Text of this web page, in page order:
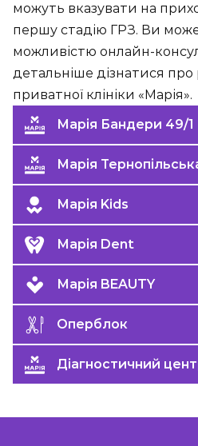
Марія Бандери 49/1
Марія
Марія Kids
Марія Dent
Марія BEAUTY
Оперблок
Діагностичний
можуть вказувати на
першу стадію ГРЗ. Ви
можливістю онлайн-
детальніше дізнатися про
приватної клініки «Марія».